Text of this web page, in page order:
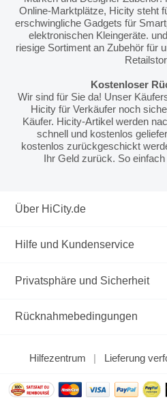
Online-Marktplätze, Hicity steht
erschwingliche Gadgets für
elektronischen Kleingeräte.
riesige Sortiment an Zubehör für
Kostenloser
Wir sind für Sie da! Unser
Hicity für Verkäufer noch
Käufer. Hicity-Artikel werden
schnell und kostenlos
kostenlos zurückgeschickt
Ihr Geld zurück. So
Über HiCity.de
Hilfe und Kundenservice
Privatsphäre und Sicherheit
Rücknahmebedingungen
Hilfezentrum Lieferung